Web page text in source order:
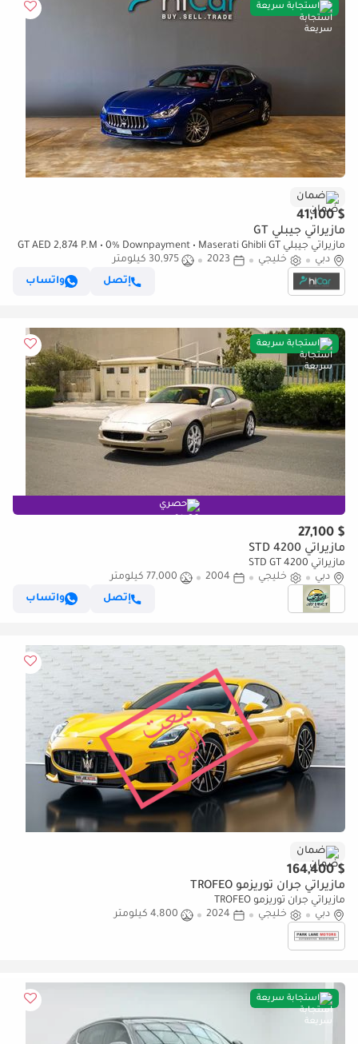
استجابة سريعة
ضمان
$ 41,100
مازيراتي جيبلي GT
مازيراتي جيبلي GT AED 2,874 P.M • 0% Downpayment • Maserati Ghibli GT
Hybrid • 1 Year Warranty
دبي خليجي 2023
30,975 كيلومتر
إتصل
واتساب
استجابة سريعة
حصري
$ 27,100
مازيراتي 4200 STD
مازيراتي 4200 STD GT
دبي
خليجي 2004
77,000 كيلومتر
إتصل
واتساب
ضمان
$ 164,400
مازيراتي جران توريزمو TROFEO
مازيراتي جران توريزمو TROFEO
دبي
خليجي 2024 4,800 كيلومتر
استجابة سريعة